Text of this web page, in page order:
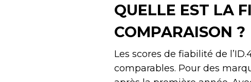
QUELLE EST LA
COMPARAISON ?
Les scores de fiabilité de
comparables. Pour des